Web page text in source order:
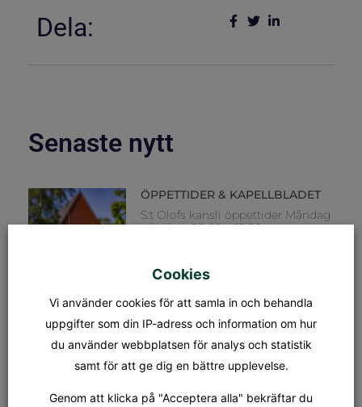
Dela:
Senaste nytt
ÖPPETTIDER & KAPELLBLADET
S:t Olofs kansli öppettider Måndag
– fredag: 08.00 – 15.00
Kapellet Står öppet från och
MÄSSA
Tionde söndagen efter trefaldighet
Dagens tema: Nådens gåvor Präst:
Jan-Evert Petersson Musiker:
Cookies
Vi använder cookies för att samla in och behandla
uppgifter som din IP-adress och information om hur
du använder webbplatsen för analys och statistik
samt för att ge dig en bättre upplevelse.
Genom att klicka på "Acceptera alla" bekräftar du